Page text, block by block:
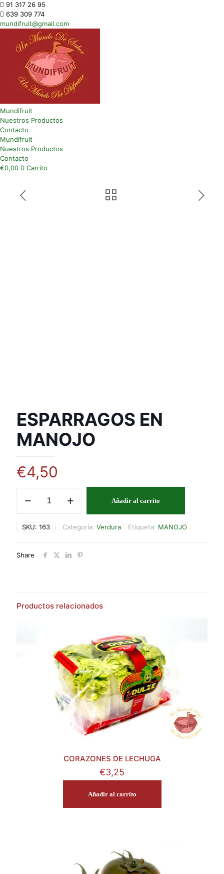
91 317 26 95
639 309 774
mundifruit@gmail.com
Mundifruit
Nuestros Productos
Contacto
Mundifruit
Nuestros Productos
Contacto
€0,00 0 Carrito
ESPARRAGOS EN
MANOJO
€4,50
cantidad
Añadir al carrito
SKU: 163 Categoría: Verdura Etiqueta: MANOJO
Share
Productos relacionados
CORAZONES DE LECHUGA
€3,25
Añadir al carrito